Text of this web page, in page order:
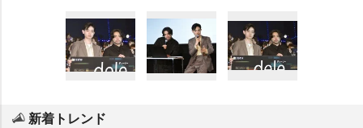
新着トレンド